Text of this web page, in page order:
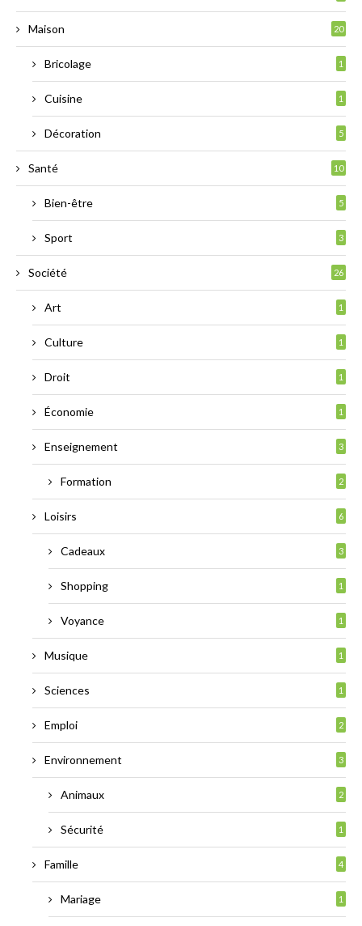
Maison 20
Bricolage 1
Cuisine 1
Décoration 5
Santé 10
Bien-être 5
Sport 3
Société 26
Art 1
Culture 1
Droit 1
Économie 1
Enseignement 3
Formation 2
Loisirs 6
Cadeaux 3
Shopping 1
Voyance 1
Musique 1
Sciences 1
Emploi 2
Environnement 3
Animaux 2
Sécurité 1
Famille 4
Mariage 1